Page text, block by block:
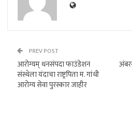
PREV POST
आरोग्यम् धनसंपदा फाउंडेशन
संस्थेला यंदाचा राष्ट्रपिता म. गांधी
आरोग्य सेवा पुरस्कार जाहीर